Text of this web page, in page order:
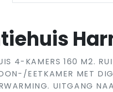
4-KAMERS 160 M2.
EETKAMER MET
UITGANG